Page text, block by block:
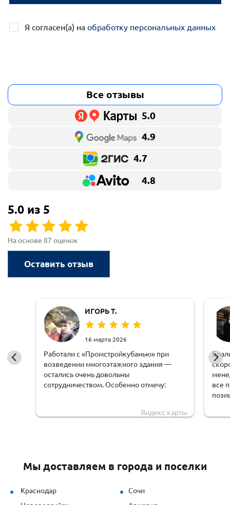
Я согласен(а) на обработку персональных данных
Все отзывы
5.0
4.9
4.7
4.8
5.0 из 5
На основе 87 оценок
Оставить отзыв
ИГОРЬ Т.
16 марта 2026
Работали с «Промстройкубанью» при
возведении многоэтажного здания —
остались очень довольны
сотрудничеством. Особенно отмечу:
специалисты быстро рассчитывали
Яндекс карты
все
Мы доставляем в города и поселки
Краснодар
Сочи